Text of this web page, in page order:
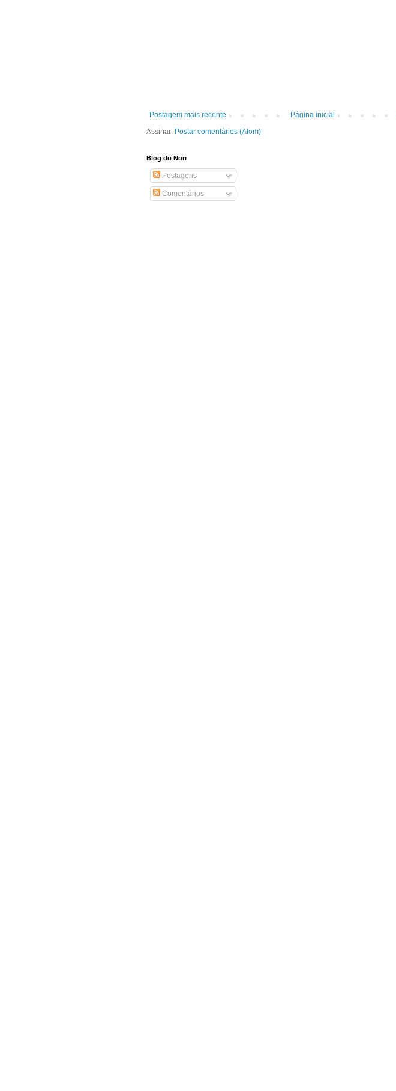
Postagem mais recente
Página inicial
Assinar: Postar comentários (Atom)
Blog do Nori
Postagens
Comentários